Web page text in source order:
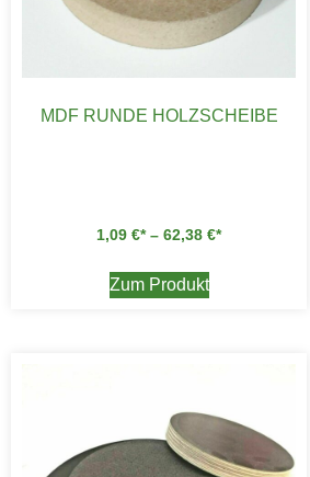
MDF RUNDE HOLZSCHEIBE
1,09 € – 62,38 €
Zum Produkt